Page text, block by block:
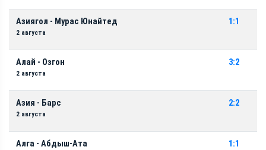
Азиягол - Мурас Юнайтед
2 августа
1:1
Алай - Озгон
2 августа
3:2
Азия - Барс
2 августа
2:2
Алга - Абдыш-Ата 1:1